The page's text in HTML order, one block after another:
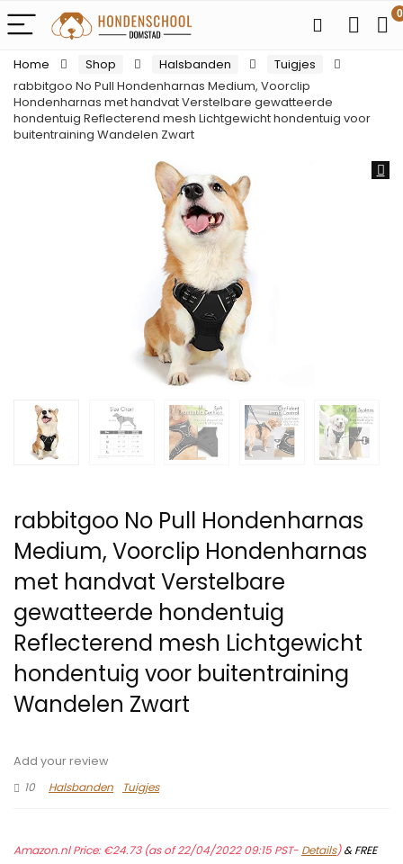
0
Home Shop Halsbanden
Tuigjes
rabbitgoo No Pull Hondenharnas Medium, Voorclip
Hondenharnas met handvat Verstelbare gewatteerde
hondentuig Reflecterend mesh Lichtgewicht hondentuig voor
buitentraining Wandelen Zwart
rabbitgoo No Pull Hondenharnas
Medium, Voorclip Hondenharnas
met handvat Verstelbare
gewatteerde hondentuig
Reflecterend mesh Lichtgewicht
hondentuig voor buitentraining
Wandelen Zwart
Add your review
10
Halsbanden Tuigjes
Amazon.nl Price:€24.73(as of 22/04/2022 09:15 PST- Details)&FREE